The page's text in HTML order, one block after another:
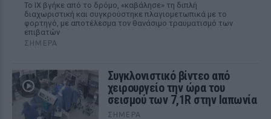
Το ΙΧ βγήκε από το δρόμο, «καβάλησε» τη διπλή
διαχωριστική και συγκρούστηκε πλαγιομετωπικά με το
φορτηγό, με αποτέλεσμα τον θανάσιμο τραυματισμό των
επιβατών
ΣΉΜΕΡΑ
Συγκλονιστικό βίντεο από
χειρουργείο την ώρα του
σεισμού των 7,1R στην Ιαπωνία
ΣΉΜΕΡΑ